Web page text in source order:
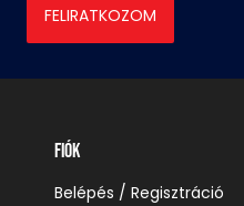
FELIRATKOZOM
Fiók
Belépés / Regisztráció